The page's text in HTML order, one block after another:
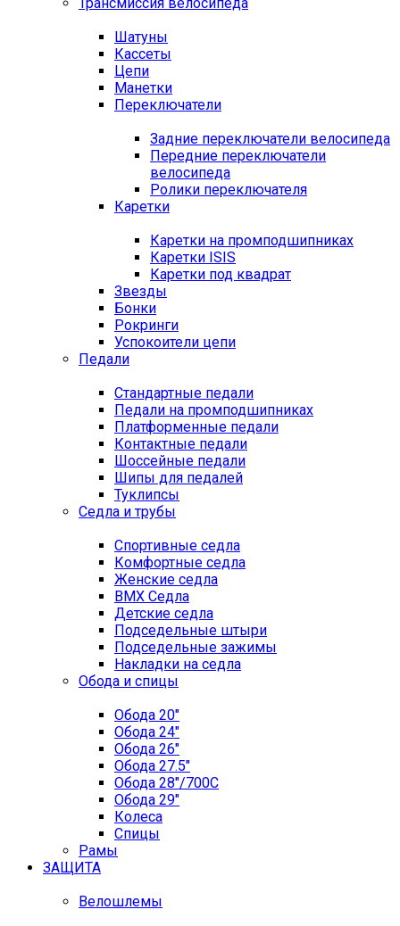
Шатуны
Кассеты
Цепи
Манетки
Переключатели
Задние переключатели велосипеда
Передние переключатели
велосипеда
Ролики переключателя
Каретки
Каретки на промподшипниках
Каретки ISIS
Каретки под квадрат
Звезды
Бонки
Рокринги
Успокоители цепи
Педали
Стандартные педали
Педали на промподшипниках
Платформенные педали
Контактные педали
Шоссейные педали
Шипы для педалей
Туклипсы
Седла и трубы
Спортивные седла
Комфортные седла
Женские седла
BMX Седла
Детские седла
Подседельные штыри
Подседельные зажимы
Накладки на седла
Обода и спицы
Обода 20"
Обода 24"
Обода 26"
Обода 27.5"
Обода 28"/700C
Обода 29"
Колеса
Спицы
Рамы
ЗАЩИТА
Велошлемы